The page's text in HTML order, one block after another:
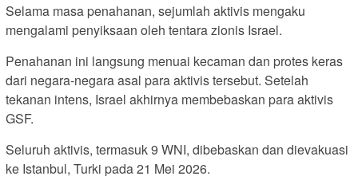
Selama masa penahanan, sejumlah aktivis mengaku
mengalami penyiksaan oleh tentara zionis Israel.
Penahanan ini langsung menuai kecaman dan protes keras
dari negara-negara asal para aktivis tersebut. Setelah
tekanan intens, Israel akhirnya membebaskan para aktivis
GSF.
Seluruh aktivis, termasuk 9 WNI, dibebaskan dan dievakuasi
ke Istanbul, Turki pada 21 Mei 2026.